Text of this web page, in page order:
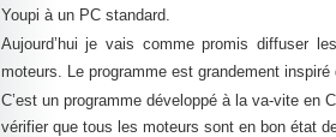
Youpi à un PC standard.
Aujourd’hui je vais comme promis diffuser
moteurs. Le programme est grandement
C’est un programme développé à la va-vite en
vérifier que tous les moteurs sont en bon état